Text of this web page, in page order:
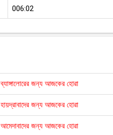
006:02
ব্যাঙ্গালোরের জন্য আজকের হোৱা
হায়দ্রাবাদের জন্য আজকের হোৱা
আমেদাবাদের জন্য আজকের হোৱা